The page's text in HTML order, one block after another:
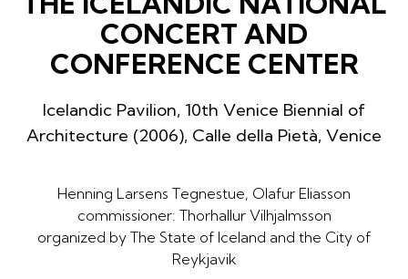
CONCERT AND
CONFERENCE CENTER
Icelandic Pavilion, 10th Venice Biennial of
Architecture (2006), Calle della Pietà, Venice
Henning Larsens Tegnestue, Olafur Eliasson
commissioner: Thorhallur Vilhjalmsson
organized by The State of Iceland and the City of
Reykjavik